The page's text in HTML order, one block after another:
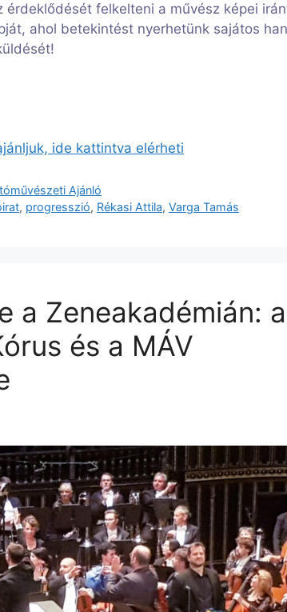
érdeklődését felkelteni a művész képei
ahol betekintést nyerhetünk sajátos
ide kattintva elérheti
Ajánló
, progresszió, Rékasi Attila,Varga Tamás
a Zeneakadémián: a
és a MÁV